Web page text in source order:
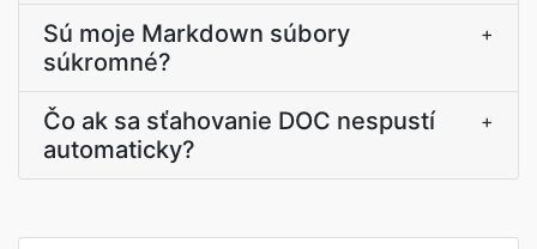
Sú moje Markdown súbory
súkromné?
+
Čo ak sa sťahovanie DOC nespustí
automaticky?
+